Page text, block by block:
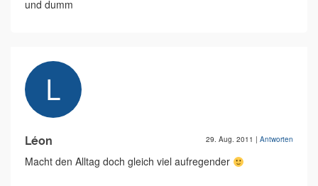
und dumm
Léon 29. Aug. 2011 | Antworten
Macht den Alltag doch gleich viel aufregender